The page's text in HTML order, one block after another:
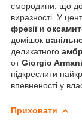
смородини, що
виразності. У
фрезіїи
домішок
деликатного
отGiorgio
підкреслити
впевненості у
Приховати